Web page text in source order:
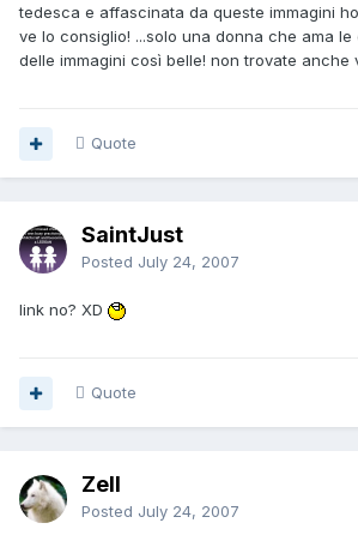
tedesca e affascinata da queste immagini
ve lo consiglio! ...solo una donna che ama
delle immagini così belle! non trovate anche
Quote
SaintJust
Posted July 24, 2007
link no? XD
Quote
Zell
Posted July 24, 2007